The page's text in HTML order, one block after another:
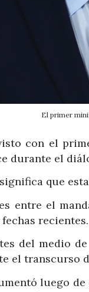
El primer
con el
durante el
significa que
entre el
recientes.
del medio
el transcurso
luego